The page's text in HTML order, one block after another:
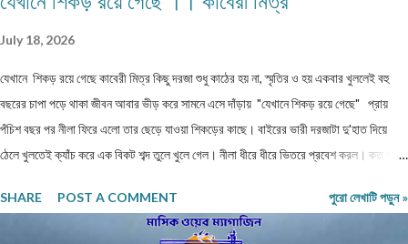
July 18, 2026
যেখানে শিকড় রয়ে গেছে কাবেরী মিত্র কিছু দরজা শুধু কাঠের হয় না, স্মৃতির ও হয় একবার খুললেই বহু
বছরের চাপা পড়ে থাকা জীবন আবার ভীড় করে সামনে এসে দাঁড়ায় "যেখানে শিকড় রয়ে গেছে" প্রায়
পঁচিশ বছর পর নীলা ফিরে এলো তার ছেড়ে যাওয়া শিকড়ের কাছে। বাইরের ভারী দরজাটা দু'হাত দিয়ে
ঠেলে খুলতেই ক্যাঁচ করে এক বিকট শব্দ তুলে খুলে গেল। নীলা ধীরে ধীরে ভিতরে প্রবেশ করল। কত বছর
আছে উঠোনের একধারে নিজে থেকে বেড়ে ওঠা সেই শিউলি গাছটা। শরৎ এলেই যার ফুলের গন্ধে চারদিক
ভরে উঠত। সেই গন্ধই যেন জানিয়ে দিত—মা দুর্গা আসছেন। ভোরবেলা ফুল তোলা নিয়ে নীলা আর ওর
SHARE POST A COMMENT পুরো লেখাটি পড়ুন »